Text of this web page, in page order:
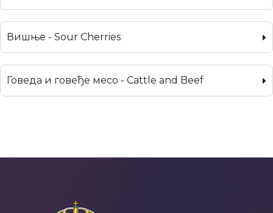
Вишње - Sour Cherries
Говеда и говеђе месо - Cattle and Beef